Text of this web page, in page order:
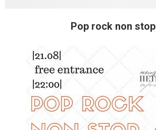
Pop rock non stop